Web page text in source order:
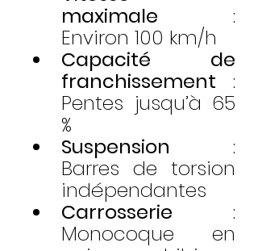
maximale :
Environ 100 km/h
Capacité de
franchissement :
Pentes jusqu’à 65
%
Suspension :
Barres de torsion
indépendantes
Carrosserie :
Monocoque en